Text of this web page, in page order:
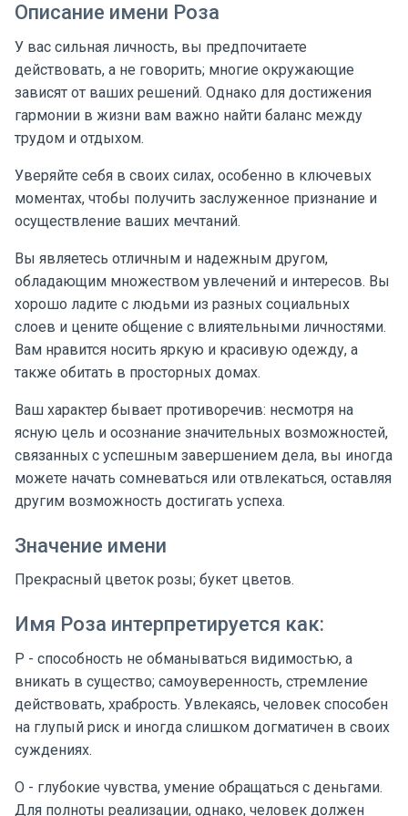
Описание имени Роза
У вас сильная личность, вы предпочитаете
действовать, а не говорить; многие окружающие
зависят от ваших решений. Однако для достижения
гармонии в жизни вам важно найти баланс между
трудом и отдыхом.
Уверяйте себя в своих силах, особенно в ключевых
моментах, чтобы получить заслуженное признание и
осуществление ваших мечтаний.
Вы являетесь отличным и надежным другом,
обладающим множеством увлечений и интересов. Вы
хорошо ладите с людьми из разных социальных
слоев и цените общение с влиятельными личностями.
Вам нравится носить яркую и красивую одежду, а
также обитать в просторных домах.
Ваш характер бывает противоречив: несмотря на
ясную цель и осознание значительных возможностей,
связанных с успешным завершением дела, вы иногда
можете начать сомневаться или отвлекаться, оставляя
другим возможность достигать успеха.
Значение имени
Прекрасный цветок розы; букет цветов.
Имя Роза интерпретируется как:
Р - способность не обманываться видимостью, а
вникать в существо; самоуверенность, стремление
действовать, храбрость. Увлекаясь, человек способен
на глупый риск и иногда слишком догматичен в своих
суждениях.
О - глубокие чувства, умение обращаться с деньгами.
Для полноты реализации, однако, человек должен